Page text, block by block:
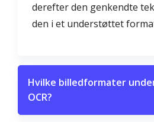
derefter den genkendte
den i et understøttet
Hvilke billedformater
OCR?